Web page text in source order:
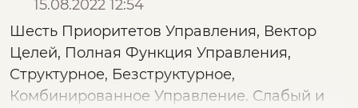
15.08.2022 12:54
Шесть Приоритетов Управления, Вектор
Целей, Полная Функция Управления,
Структурное, Безструктурное,
Комбинированное Управление. Слабый и